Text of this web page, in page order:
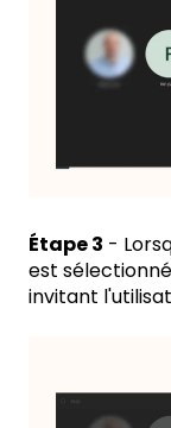
Étape 3 -
est
invitant